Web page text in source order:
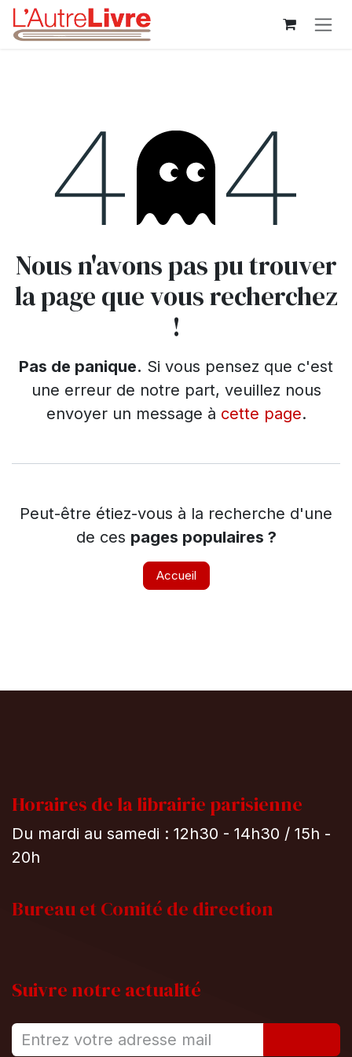
Se rendre au contenu
Erreur 404
Nous n'avons pas pu trouver
la page que vous recherchez
!
Pas de panique. Si vous pensez que c'est
une erreur de notre part, veuillez nous
envoyer un message à cette page.
Peut-être étiez-vous à la recherche d'une
de ces pages populaires ?
Accueil
Horaires de la librairie parisienne
Du mardi au samedi : 12h30 - 14h30 / 15h -
20h
Bureau etComité de direction
Suivre notre actualité